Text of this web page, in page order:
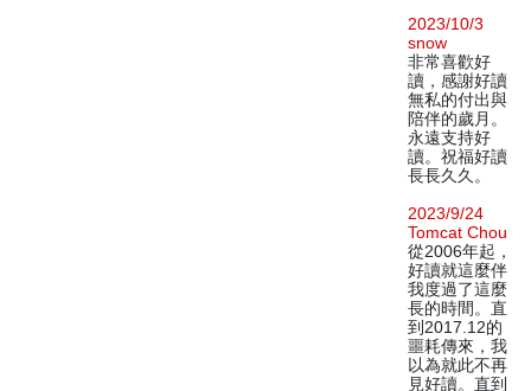
2023/10/3
snow
非常喜歡好
讀，感謝好讀
無私的付出與
陪伴的歲月。
永遠支持好
讀。祝福好讀
長長久久。
2023/9/24
Tomcat Chou
從2006年起，
好讀就這麼伴
我度過了這麼
長的時間。直
到2017.12的
噩耗傳來，我
以為就此不再
見好讀。直到